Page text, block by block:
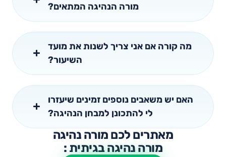
מורה הנהיגה המתאים?
מה קורה אם אני צריך לשנות את מועד
השיעור?
האם יש משאבים נוספים זמינים שיעזרו
לי להתכונן למבחן הנהיגה?
מאתרים לכם מורה נהיגה
מורה נהיגה בגיתית :